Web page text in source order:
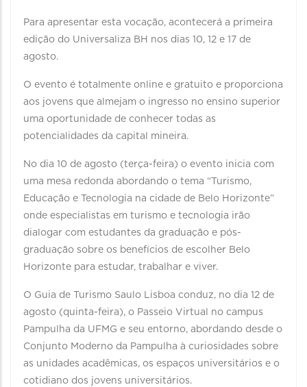
Para apresentar esta vocação, acontecerá a primeira
edição do Universaliza BH nos dias 10, 12 e 17 de
agosto.
O evento é totalmente online e gratuito e proporciona
aos jovens que almejam o ingresso no ensino superior
uma oportunidade de conhecer todas as
potencialidades da capital mineira.
No dia 10 de agosto (terça-feira) o evento inicia com
uma mesa redonda abordando o tema “Turismo,
Educação e Tecnologia na cidade de Belo Horizonte”
onde especialistas em turismo e tecnologia irão
dialogar com estudantes da graduação e pós-
graduação sobre os benefícios de escolher Belo
Horizonte para estudar, trabalhar e viver.
O Guia de Turismo Saulo Lisboa conduz, no dia 12 de
agosto (quinta-feira), o Passeio Virtual no campus
Pampulha da UFMG e seu entorno, abordando desde o
Conjunto Moderno da Pampulha à curiosidades sobre
as unidades acadêmicas, os espaços universitários e o
cotidiano dos jovens universitários.